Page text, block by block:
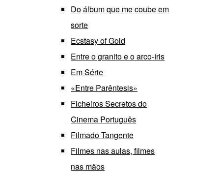
Do álbum que me coube em
sorte
Ecstasy of Gold
Entre o granito e o arco-íris
Em Série
«Entre Parêntesis»
Ficheiros Secretos do
Cinema Português
Filmado Tangente
Filmes nas aulas, filmes
nas mãos